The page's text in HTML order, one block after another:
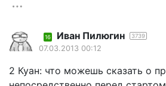
16 Иван Пилюгин 3739
07.03.2013 00:12
2 Куан: что можешь сказать о